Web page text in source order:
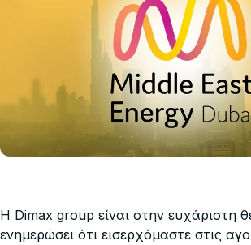
Η Dimax group είναι στην ευχάριστη
ενημερώσει ότι εισερχόμαστε στις